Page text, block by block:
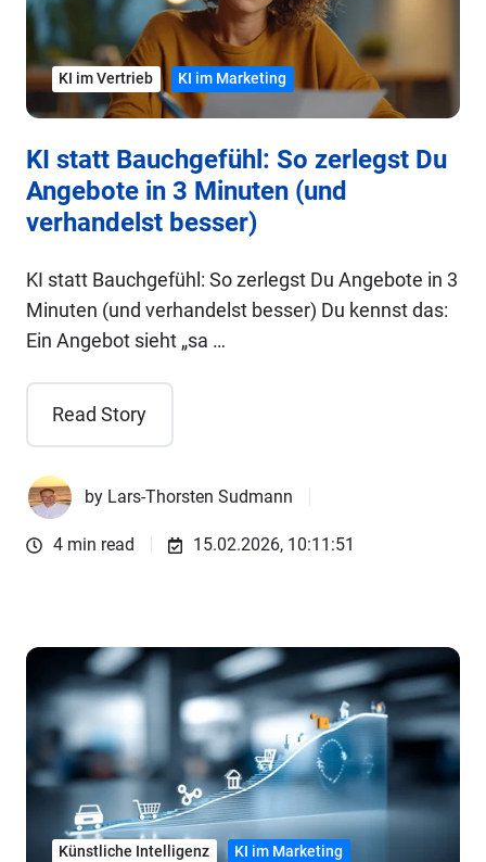
KI statt Bauchgefühl: So zerlegst Du
Angebote in 3 Minuten (und
verhandelst besser)
KI statt Bauchgefühl: So zerlegst Du Angebote in 3
Minuten (und verhandelst besser) Du kennst das:
Ein Angebot sieht „sa …
Read Story
by Lars-Thorsten Sudmann
4 min read 15.02.2026, 10:11:51
KI im Vertrieb KI im Marketing
Künstliche Intelligenz KI im Marketing